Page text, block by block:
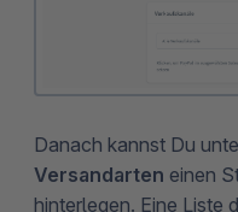
Danach kannst Du
Versandarten einen
hinterlegen. Eine Liste